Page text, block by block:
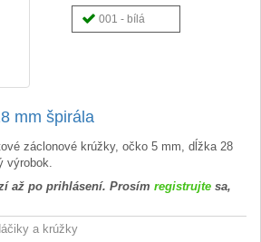
001 - bílá
mm špirála
záclonové krúžky, očko 5 mm, dĺžka 28
výrobok.
až po prihlásení. Prosím registrujte sa,
a krúžky